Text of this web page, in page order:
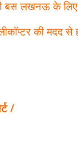
बस लखनऊ के लिए
की मदद से
/